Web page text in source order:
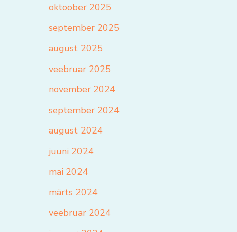
oktoober 2025
september 2025
august 2025
veebruar 2025
november 2024
september 2024
august 2024
juuni 2024
mai 2024
märts 2024
veebruar 2024